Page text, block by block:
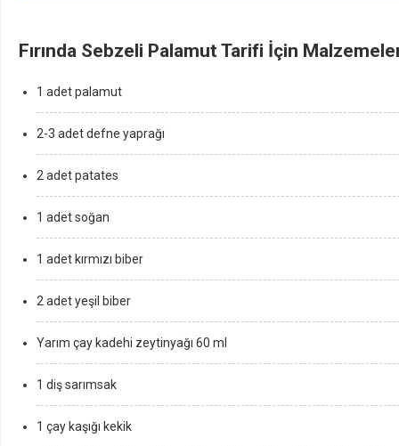
Fırında Sebzeli Palamut Tarifi İçin
1 adet palamut
2-3 adet defne yaprağı
2 adet patates
1 adet soğan
1 adet kırmızı biber
2 adet yeşil biber
Yarım çay kadehi zeytinyağı 60 ml
1 diş sarımsak
1 çay kaşığı kekik